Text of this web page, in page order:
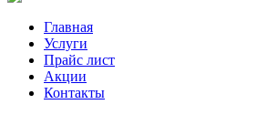
Главная
Услуги
Прайс лист
Акции
Контакты